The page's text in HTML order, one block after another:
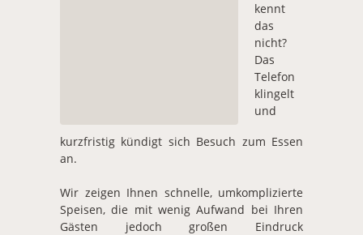
kennt
das
nicht?
Das
Telefon
klingelt
und
kurzfristig kündigt sich Besuch zum Essen
an.
Wir zeigen Ihnen schnelle, umkomplizierte
Speisen, die mit wenig Aufwand bei Ihren
Gästen jedoch großen Eindruck